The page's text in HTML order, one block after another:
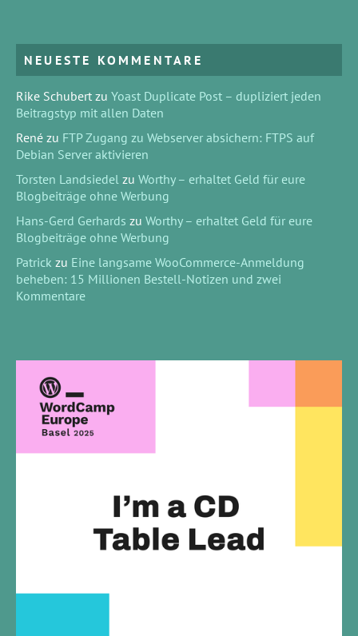
NEUESTE KOMMENTARE
Rike Schubert zu Yoast Duplicate Post – dupliziert jeden
Beitragstyp mit allen Daten
René zu FTP Zugang zu Webserver absichern: FTPS auf
Debian Server aktivieren
Torsten Landsiedel zu Worthy – erhaltet Geld für eure
Blogbeiträge ohne Werbung
Hans-Gerd Gerhards zu Worthy – erhaltet Geld für eure
Blogbeiträge ohne Werbung
Patrick zu Eine langsame WooCommerce-Anmeldung
beheben: 15 Millionen Bestell-Notizen und zwei
Kommentare